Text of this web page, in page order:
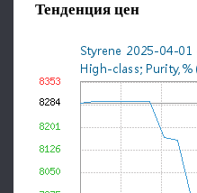
Тенденция цен